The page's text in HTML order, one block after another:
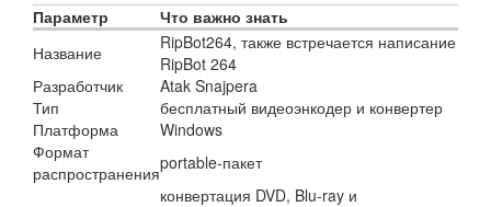
Параметр
Что важно знать
Название
RipBot264, также встречается написание
RipBot 264
Разработчик
Atak Snajpera
Тип
бесплатный видеоэнкодер и конвертер
Платформа
Windows
Формат
распространенияportable-пакет
конвертация DVD, Blu-ray и